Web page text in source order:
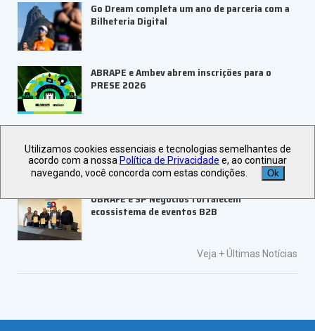
Go Dream completa um ano de parceria com a
Bilheteria Digital
ABRAPE e Ambev abrem inscrições para o
PRESE 2026
corporativas em 2027
UBRAFE e SP Negócios fortalecem
ecossistema de eventos B2B
Veja +Últimas Notícias
Utilizamos cookies essenciais e tecnologias semelhantes de
acordo com a nossa Política de Privacidade e, ao continuar
navegando, você concorda com estas condições.
Ok